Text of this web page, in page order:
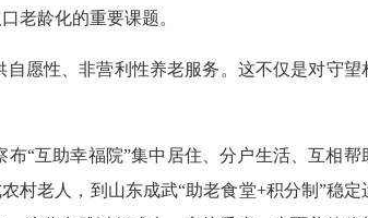
老龄化的重要课题。
愿性、非营利性养老服务。这不仅是对守望
“互助幸福院”集中居住、分户生活、互相帮
村老人，到山东成武“助老食堂+积分制”稳